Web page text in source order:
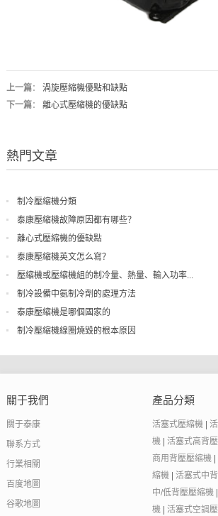
上一篇： 渦旋壓縮機優點和缺點
下一篇： 離心式壓縮機的優缺點
熱門文章
制冷壓縮機分類
泰康壓縮機故障原因都有哪些？
離心式壓縮機的優缺點
泰康壓縮機英文怎么寫？
壓縮機或壓縮機組的制冷量、熱量、輸入功率...
制冷設備中氨制冷劑的處理方法
泰康壓縮機是哪個國家的
制冷壓縮機線圈燒毀的根本原因
關于我們
關于泰康
聯系方式
行業相關
百度地圖
谷歌地圖
產品分類
活塞式壓縮機 |
機 |活塞式高背
商用背壓壓縮機 |
縮機 |活塞式中
中/低背壓壓縮機
機 |活塞式空調